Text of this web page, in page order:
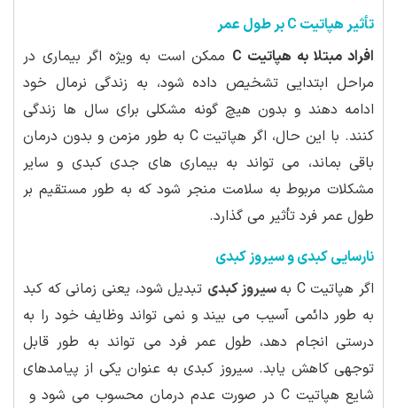
تأثیر هپاتیت C بر طول عمر
افراد مبتلا به هپاتیت C
ممکن است به ویژه اگر بیماری در
مراحل ابتدایی تشخیص داده شود، به زندگی نرمال خود
ادامه دهند و بدون هیچ گونه مشکلی برای سال ها زندگی
کنند. با این حال، اگر هپاتیت C به طور مزمن و بدون درمان
باقی بماند، می تواند به بیماری های جدی کبدی و سایر
مشکلات مربوط به سلامت منجر شود که به طور مستقیم بر
طول عمر فرد تأثیر می گذارد.
نارسایی کبدی و سیروز کبدی
اگر هپاتیت C به
سیروز کبدی تبدیل شود، یعنی زمانی که کبد
به طور دائمی آسیب می بیند و نمی تواند وظایف خود را به
درستی انجام دهد، طول عمر فرد می تواند به طور قابل
توجهی کاهش یابد. سیروز کبدی به عنوان یکی از پیامدهای
شایع هپاتیت C در صورت عدم درمان محسوب می شود و